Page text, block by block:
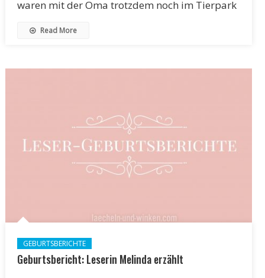
waren mit der Oma trotzdem noch im Tierpark
Read More
GEBURTSBERICHTE
Geburtsbericht: Leserin Melinda erzählt